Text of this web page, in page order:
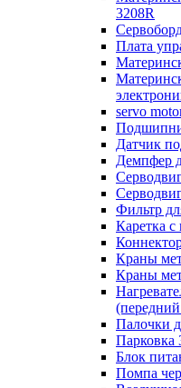
3208R
Плата
servo
Датчик
Демпфер
Фильтр
Каретка
Краны
Краны
Палочки
Парковка
Блок
Помпа